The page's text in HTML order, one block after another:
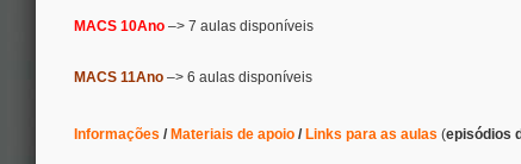
MACS 10Ano –> 7 aulas disponíveis
MACS 11Ano –> 6 aulas disponíveis
Informações / Materiais de apoio / Links para as aulas (episódios